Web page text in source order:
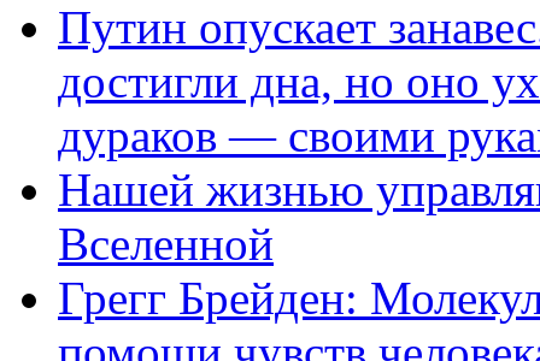
Путин опускает
достигли дна, но оно
дураков — своими
Нашей жизнью
Вселенной
Грегг Брейден: